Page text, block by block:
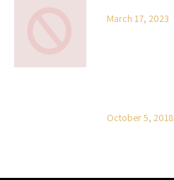
March 17, 2023
October 5, 2018